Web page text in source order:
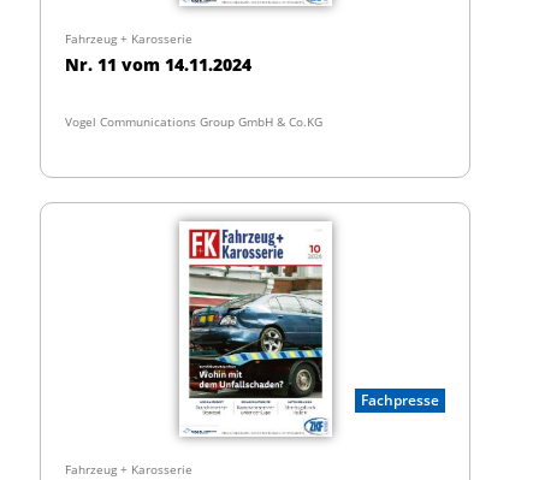
Fahrzeug + Karosserie
Nr. 11 vom 14.11.2024
Vogel Communications Group GmbH & Co.KG
Fachpresse
Fahrzeug + Karosserie